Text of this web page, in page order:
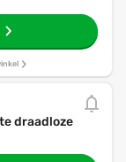
draadloze